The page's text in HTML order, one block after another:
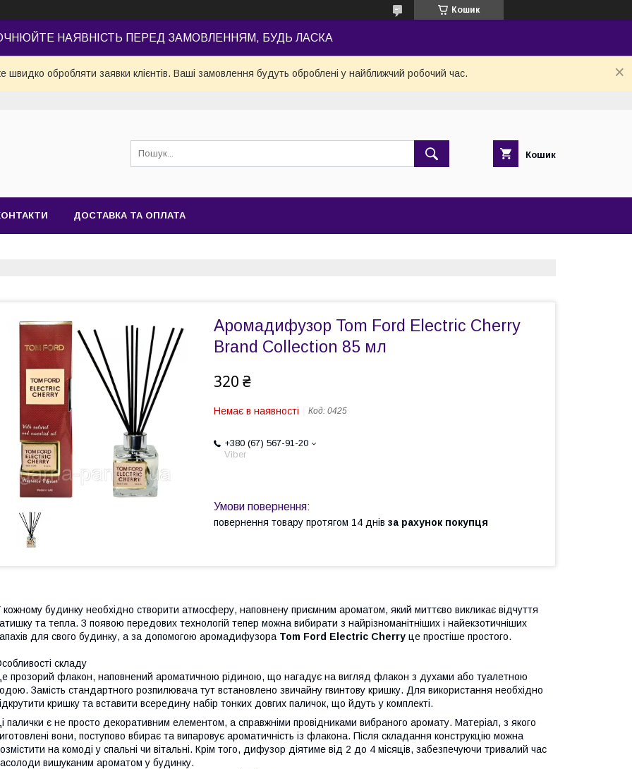
Кошик
НАЯВНІСТЬ ПЕРЕД ЗАМОВЛЕННЯМ, БУДЬ ЛАСКА
швидко обробляти заявки клієнтів. Ваші замовлення будуть оброблені у найближчий робочий час.
Кошик
ДОСТАВКА ТА ОПЛАТА
Аромадифузор Tom Ford Electric Cherry
Brand Collection 85 мл
320 ₴
Немає в наявності Код: 0425
+380 (67) 567-91-20
Viber
повернення товару протягом 14 днів за рахунок покупця
кожному будинку необхідно створити атмосферу, наповнену приємним ароматом, який миттєво викликає відчуття
та тепла. З появою передових технологій тепер можна вибирати з найрізноманітніших і найекзотичніших
для свого будинку, а за допомогою аромадифузора Tom Ford Electric Cherry це простіше простого.
складу
прозорий флакон, наповнений ароматичною рідиною, що нагадує на вигляд флакон з духами або туалетною
Замість стандартного розпилювача тут встановлено звичайну гвинтову кришку. Для використання необхідно
кришку та вставити всередину набір тонких довгих паличок, що йдуть у комплекті.
палички є не просто декоративним елементом, а справжніми провідниками вибраного аромату. Матеріал, з якого
вони, поступово вбирає та випаровує ароматичність із флакона. Після складання конструкцію можна
на комоді у спальні чи вітальні. Крім того, дифузор діятиме від 2 до 4 місяців, забезпечуючи тривалий час
вишуканим ароматом у будинку.